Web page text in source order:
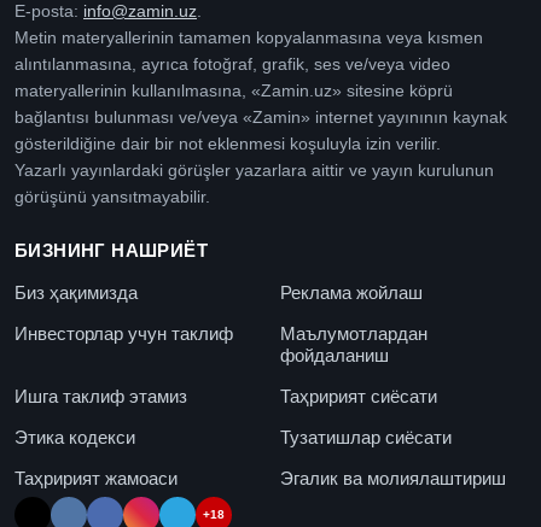
E-posta: info@zamin.uz
Metin materyallerinin tamamen kopyalanmasına veya kısmen
alıntılanmasına, ayrıca fotoğraf, grafik, ses ve/veya video
materyallerinin kullanılmasına, «Zamin.uz» sitesine köprü
bağlantısı bulunması ve/veya «Zamin» internet yayınının kaynak
gösterildiğine dair bir not eklenmesi koşuluyla izin verilir.
Yazarlı yayınlardaki görüşler yazarlara aittir ve yayın kurulunun
görüşünü yansıtmayabilir.
БИЗНИНГ НАШРИЁТ
Биз ҳақимизда
Реклама жойлаш
Инвесторлар учун таклиф
Маълумотлардан
фойдаланиш
Ишга таклиф этамиз
Таҳририят сиёсати
Этика кодекси
Тузатишлар сиёсати
Таҳририят жамоаси
Эгалик ва молиялаштириш
+18